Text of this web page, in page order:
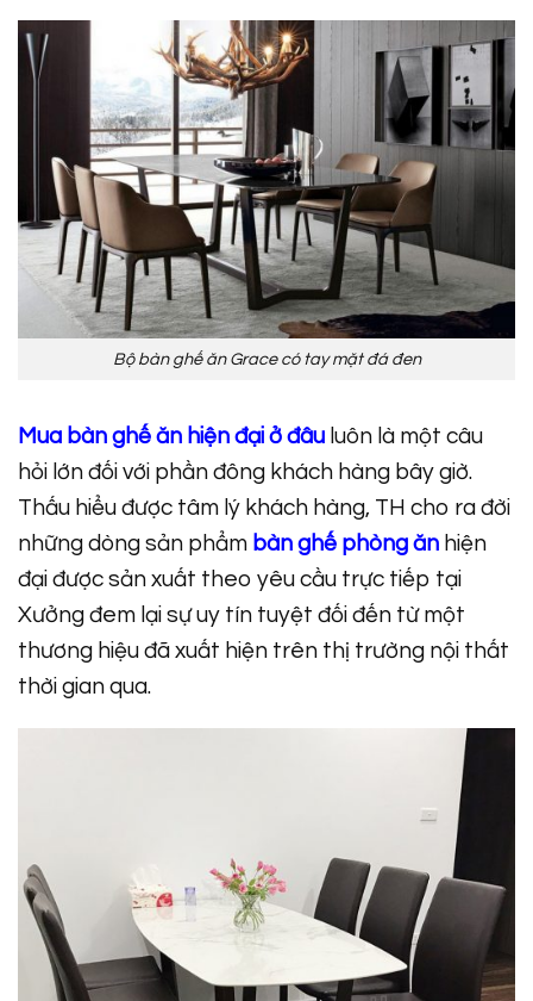
Bộ bàn ghế ăn Grace có tay mặt đá đen
Mua bàn ghế ăn hiện đại ở đâu luôn là một câu
hỏi lớn đối với phần đông khách hàng bây giờ.
Thấu hiểu được tâm lý khách hàng, TH cho ra đời
những dòng sản phẩm bàn ghế phòng ăn hiện
đại được sản xuất theo yêu cầu trực tiếp tại
Xưởng đem lại sự uy tín tuyệt đối đến từ một
thương hiệu đã xuất hiện trên thị trường nội thất
thời gian qua.